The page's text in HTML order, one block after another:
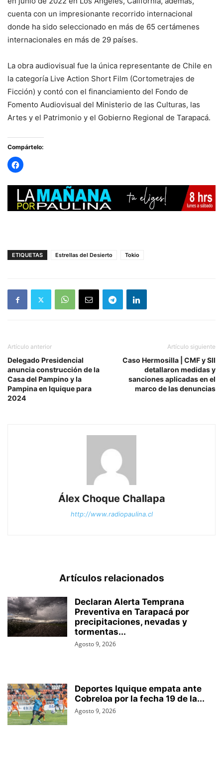
cuenta con un impresionante recorrido internacional
donde ha sido seleccionado en más de 65 certámenes
internacionales en más de 29 países.
La obra audiovisual fue la única representante de Chile en
la categoría Live Action Short Film (Cortometrajes de
Ficción) y contó con el financiamiento del Fondo de
Fomento Audiovisual del Ministerio de las Culturas, las
Artes y el Patrimonio y el Gobierno Regional de Tarapacá.
Compártelo:
ETIQUETAS Estrellas del Desierto Tokio
Artículo anterior
Delegado Presidencial
anuncia construcción de la
Casa del Pampino y la
Pampina en Iquique para
2024
Artículo siguiente
Caso Hermosilla | CMF y SII
detallaron medidas y
sanciones aplicadas en el
marco de las denuncias
Álex Choque Challapa
http://www.radiopaulina.cl
Artículos relacionados
Declaran Alerta Temprana
Preventiva en Tarapacá por
precipitaciones, nevadas y
tormentas...
Agosto 9, 2026
Deportes Iquique empata ante
Cobreloa por la fecha 19 de la...
Agosto 9, 2026